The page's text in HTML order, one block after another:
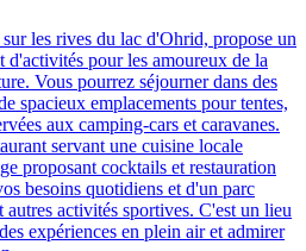
les rives du lac d'Ohrid, propose un
d'activités pour les amoureux de la
Vous pourrez séjourner dans des
spacieux emplacements pour tentes,
aux camping-cars et caravanes.
servant une cuisine locale
proposant cocktails et restauration
besoins quotidiens et d'un parc
activités sportives. C'est un lieu
expériences en plein air et admirer